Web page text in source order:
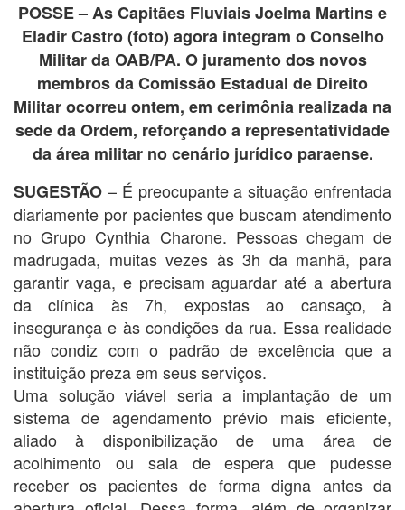
POSSE – As Capitães Fluviais Joelma Martins e
Eladir Castro (foto) agora integram o Conselho
Militar da OAB/PA. O juramento dos novos
membros da Comissão Estadual de Direito
Militar ocorreu ontem, em cerimônia realizada na
sede da Ordem, reforçando a representatividade
da área militar no cenário jurídico paraense.
SUGESTÃO – É preocupante a situação enfrentada
diariamente por pacientes que buscam atendimento
no Grupo Cynthia Charone. Pessoas chegam de
madrugada, muitas vezes às 3h da manhã, para
garantir vaga, e precisam aguardar até a abertura
da clínica às 7h, expostas ao cansaço, à
insegurança e às condições da rua. Essa realidade
não condiz com o padrão de excelência que a
instituição preza em seus serviços.
Uma solução viável seria a implantação de um
sistema de agendamento prévio mais eficiente,
aliado à disponibilização de uma área de
acolhimento ou sala de espera que pudesse
receber os pacientes de forma digna antes da